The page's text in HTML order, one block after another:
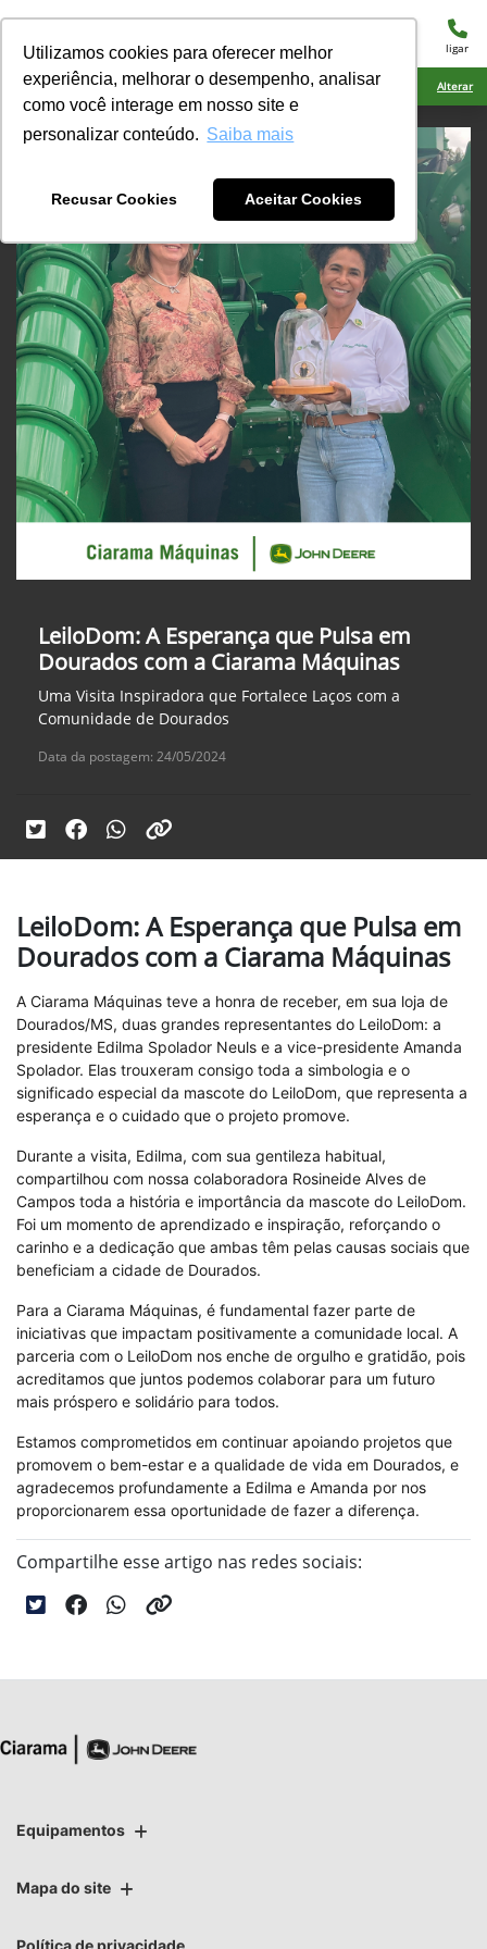
Utilizamos cookies para oferecer melhor
experiência, melhorar o desempenho, analisar
como você interage em nosso site e
personalizar conteúdo. Saiba mais
Recusar Cookies Aceitar Cookies
menu ligar
Ciarama Máquinas Rio Brilhante Alterar
LeiloDom: A Esperança que Pulsa em
Dourados com a Ciarama Máquinas
Uma Visita Inspiradora que Fortalece Laços com a
Comunidade de Dourados
Data da postagem: 24/05/2024
LeiloDom: A Esperança que Pulsa em
Dourados com a Ciarama Máquinas
A Ciarama Máquinas teve a honra de receber, em sua loja de
Dourados/MS, duas grandes representantes do LeiloDom: a
presidente Edilma Spolador Neuls e a vice-presidente Amanda
Spolador. Elas trouxeram consigo toda a simbologia e o
significado especial da mascote do LeiloDom, que representa a
esperança e o cuidado que o projeto promove.
Durante a visita, Edilma, com sua gentileza habitual,
compartilhou com nossa colaboradora Rosineide Alves de
Campos toda a história e importância da mascote do LeiloDom.
Foi um momento de aprendizado e inspiração, reforçando o
carinho e a dedicação que ambas têm pelas causas sociais que
beneficiam a cidade de Dourados.
Para a Ciarama Máquinas, é fundamental fazer parte de
iniciativas que impactam positivamente a comunidade local. A
parceria com o LeiloDom nos enche de orgulho e gratidão, pois
acreditamos que juntos podemos colaborar para um futuro
mais próspero e solidário para todos.
Estamos comprometidos em continuar apoiando projetos que
promovem o bem-estar e a qualidade de vida em Dourados, e
agradecemos profundamente a Edilma e Amanda por nos
proporcionarem essa oportunidade de fazer a diferença.
Compartilhe esse artigo nas redes sociais:
Equipamentos
Mapa do site
Política de privacidade